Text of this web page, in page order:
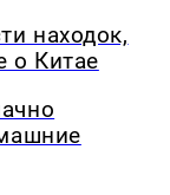
находок,
о Китае